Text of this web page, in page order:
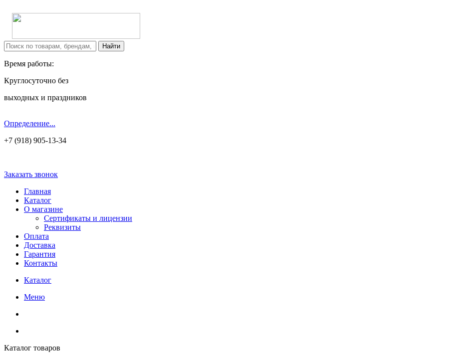
Время работы:
Круглосуточно без
выходных и праздников
Определение...
+7 (918) 905-13-34
Заказать звонок
Главная
Каталог
О магазине
Сертификаты и лицензии
Реквизиты
Оплата
Доставка
Гарантия
Контакты
Каталог
Меню
Каталог товаров